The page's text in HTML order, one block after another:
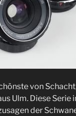
von
Ulm. Diese Serie
der